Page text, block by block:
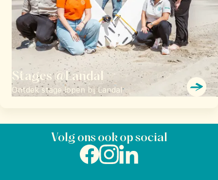
Stages @Landal
Ontdek stage lopen bij Landal
Volg ons ook op social